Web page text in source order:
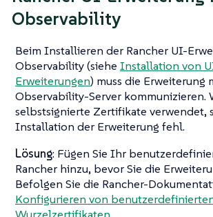
Observability
Beim Installieren der Rancher UI-
Observability (siehe Installation von
Erweiterungen) muss die Erweiterung
Observability-Server kommunizieren.
selbstsignierte Zertifikate verwendet,
Installation der Erweiterung fehl.
Lösung: Fügen Sie Ihr
Rancher hinzu, bevor Sie die
Befolgen Sie die Rancher-
Konfigurieren von